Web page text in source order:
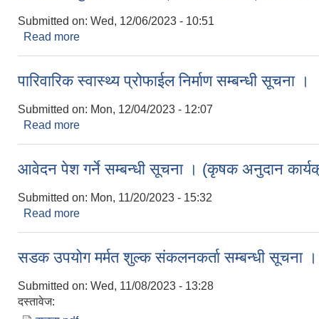
Submitted on: Wed, 12/06/2023 - 10:51
Read more
पारिवारिक स्वास्थ्य प्रोफाईल निर्माण सम्बन्धी सूचना ।
Submitted on: Mon, 12/04/2023 - 12:07
Read more
आवेदन पेश गर्ने सम्बन्धी सूचना । (कृषक अनुदान
Submitted on: Mon, 11/20/2023 - 15:32
Read more
सडक उपयोग मर्मत शुल्क संकलनकर्ता सम्बन्धी सूचना ।
Submitted on: Wed, 11/08/2023 - 13:28
दस्तावेज: